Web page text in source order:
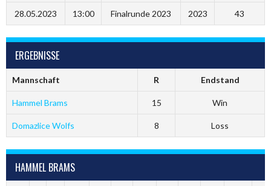
28.05.2023 13:00 Finalrunde 2023 2023 43
ERGEBNISSE
Mannschaft R Endstand
Hammel Brams 15 Win
Domazlice Wolfs 8 Loss
HAMMEL BRAMS